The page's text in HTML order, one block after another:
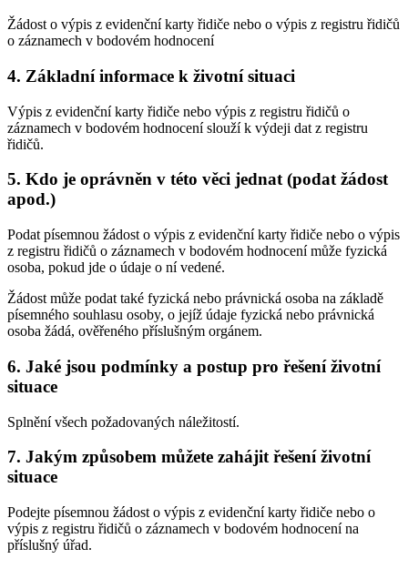
Žádost o výpis z evidenční karty řidiče nebo o výpis z registru řidičů
o záznamech v bodovém hodnocení
4. Základní informace k životní situaci
Výpis z evidenční karty řidiče nebo výpis z registru řidičů o
záznamech v bodovém hodnocení slouží k výdeji dat z registru
řidičů.
5. Kdo je oprávněn v této věci jednat (podat žádost
apod.)
Podat písemnou žádost o výpis z evidenční karty řidiče nebo o výpis
z registru řidičů o záznamech v bodovém hodnocení může fyzická
osoba, pokud jde o údaje o ní vedené.
Žádost může podat také fyzická nebo právnická osoba na základě
písemného souhlasu osoby, o jejíž údaje fyzická nebo právnická
osoba žádá, ověřeného příslušným orgánem.
6. Jaké jsou podmínky a postup pro řešení životní
situace
Splnění všech požadovaných náležitostí.
7. Jakým způsobem můžete zahájit řešení životní
situace
Podejte písemnou žádost o výpis z evidenční karty řidiče nebo o
výpis z registru řidičů o záznamech v bodovém hodnocení na
příslušný úřad.